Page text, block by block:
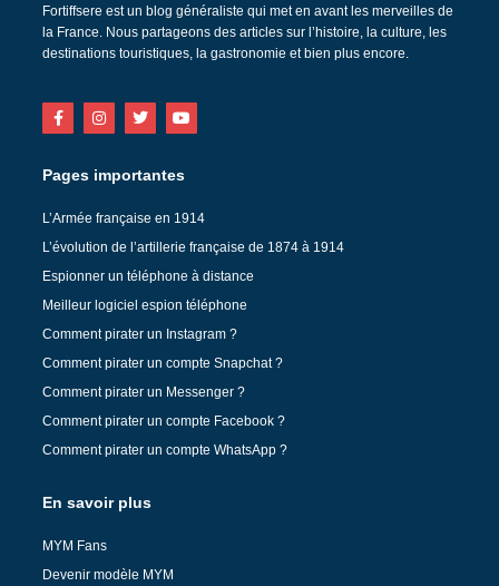
Fortiffsere est un blog généraliste qui met en avant les merveilles de
la France. Nous partageons des articles sur l’histoire, la culture, les
destinations touristiques, la gastronomie et bien plus encore.
Pages importantes
L’Armée française en 1914
L’évolution de l’artillerie française de 1874 à 1914
Espionner un téléphone à distance
Meilleur logiciel espion téléphone
Comment pirater un Instagram ?
Comment pirater un compte Snapchat ?
Comment pirater un Messenger ?
Comment pirater un compte Facebook ?
Comment pirater un compte WhatsApp ?
En savoir plus
MYM Fans
Devenir modèle MYM